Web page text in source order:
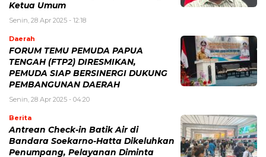
Ketua Umum
Senin, 28 Apr 2025 - 12:18
Daerah
FORUM TEMU PEMUDA PAPUA
TENGAH (FTP2) DIRESMIKAN,
PEMUDA SIAP BERSINERGI DUKUNG
PEMBANGUNAN DAERAH
Senin, 28 Apr 2025 - 04:20
Berita
Antrean Check-in Batik Air di
Bandara Soekarno-Hatta Dikeluhkan
Penumpang, Pelayanan Diminta